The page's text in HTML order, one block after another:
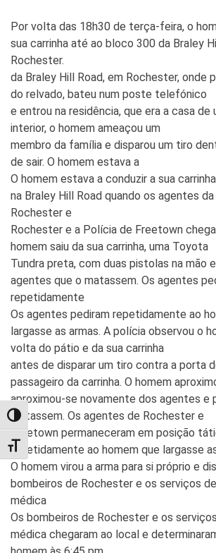
TOGGLE HIGH CONTRAST
TOGGLE FONT SIZE
Por volta das 18h30 de terça-feira, o
sua carrinha até ao bloco 300 da Braley
Rochester.
da Braley Hill Road, em Rochester, onde
do relvado, bateu num poste telefónico
e entrou na residência, que era a casa de
interior, o homem ameaçou um
membro da família e disparou um tiro
de sair. O homem estava a
O homem estava a conduzir a sua
na Braley Hill Road quando os agentes
Rochester e
Rochester e a Polícia de Freetown
homem saiu da sua carrinha, uma Toyota
Tundra preta, com duas pistolas na mão
agentes que o matassem. Os agentes
repetidamente
Os agentes pediram repetidamente ao
largasse as armas. A polícia observou o
volta do pátio e da sua carrinha
antes de disparar um tiro contra a porta
passageiro da carrinha. O homem
aproximou-se novamente dos agentes e
matassem. Os agentes de Rochester e
Freetown permaneceram em posição
repetidamente ao homem que largasse
O homem virou a arma para si próprio e
bombeiros de Rochester e os serviços
médica
Os bombeiros de Rochester e os
médica chegaram ao local e